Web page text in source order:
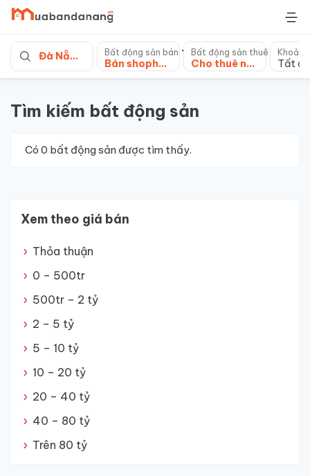
Skip
content
Đà Nẵng Bất động sản bán
Bán shophouse, nhà phố
Bất động sản thuê
Cho thuê nhà mặt phố Tất cả
Tìm kiếm bất động sản
Có 0 bất động sản được tìm thấy.
Xem theo giá bán
Thỏa thuận
0 – 500tr
500tr – 2 tỷ
2 – 5 tỷ
5 – 10 tỷ
10 – 20 tỷ
20 – 40 tỷ
40 – 80 tỷ
Trên 80 tỷ